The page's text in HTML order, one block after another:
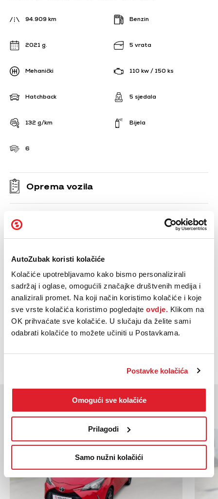
AutoZubak koristi kolačiće
Kolačiće upotrebljavamo kako bismo personalizirali
sadržaj i oglase, omogućili značajke društvenih medija i
analizirali promet. Na koji način koristimo kolačiće i koje
sve vrste kolačića koristimo pogledajte ovdje. Klikom na
OK prihvaćate sve kolačiće. U slučaju da želite sami
odabrati kolačiće to možete učiniti u Postavkama.
Postavke kolačića
Omogući sve kolačiće
Prilagodi
Samo nužni kolačići
94.909 km Benzin
2021 g. 5 vrata
Mehanički 110 kw / 150 ks
Hatchback 5 sjedala
132 g/km Bijela
6
Oprema vozila
Automatski klima uređaj
Središnji naslon za ruku
Prikaži sve
NAZOVI
Moglo bi vas zanimati
Slična vozila